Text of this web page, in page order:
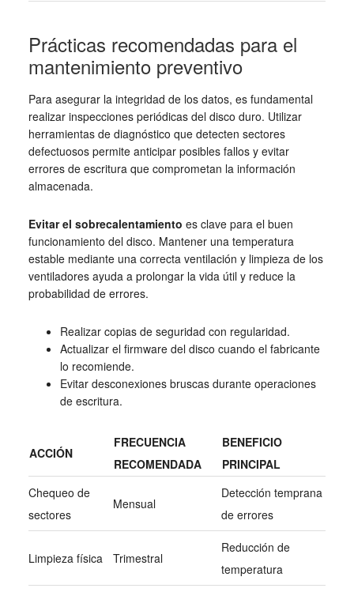
Prácticas recomendadas para el
mantenimiento preventivo
Para asegurar la integridad de los datos, es fundamental
realizar inspecciones periódicas del disco duro. Utilizar
herramientas de diagnóstico que detecten sectores
defectuosos permite anticipar posibles fallos y evitar
errores de escritura que comprometan la información
almacenada.
Evitar el sobrecalentamiento es clave para el buen
funcionamiento del disco. Mantener una temperatura
estable mediante una correcta ventilación y limpieza de los
ventiladores ayuda a prolongar la vida útil y reduce la
probabilidad de errores.
Realizar copias de seguridad con regularidad.
Actualizar el firmware del disco cuando el fabricante
lo recomiende.
Evitar desconexiones bruscas durante operaciones
de escritura.
ACCIÓN
FRECUENCIA
RECOMENDADA
BENEFICIO
PRINCIPAL
Chequeo de
sectores
Mensual
Detección temprana
de errores
Limpieza física Trimestral
Reducción de
temperatura